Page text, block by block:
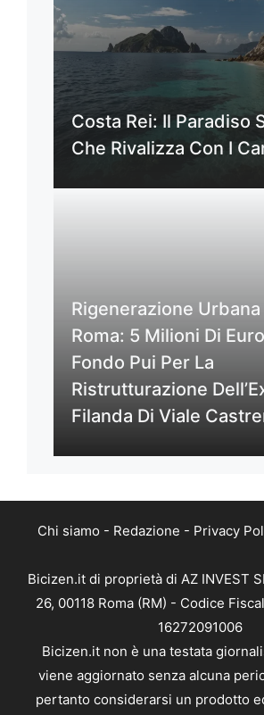
Costa Rei: Il Paradiso
Che Rivalizza Con I
Rigenerazione Urbana
Roma: 5 Milioni Di
Fondo Pui Per La
Ristrutturazione
Filanda Di Viale
Chi siamo - Redazione - Privacy
Bicizen.it di proprietà di AZ INVEST
26, 00118 Roma (RM) - Codice
16272091006
Bicizen.it non è una testata
viene aggiornato senza alcuna
pertanto considerarsi un prodotto